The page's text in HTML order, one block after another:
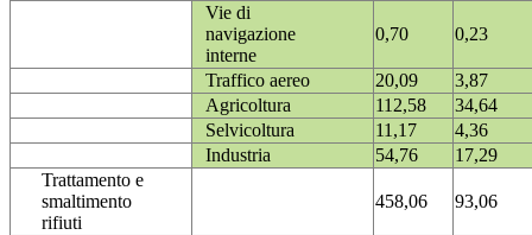
Vie di
navigazione
interne
0,70 0,23
Traffico aereo 20,09
3,87
Agricoltura
112,58
34,64
Selvicoltura
11,17
4,36
Industria
54,76
17,29
Trattamento e
smaltimento
rifiuti
458,06 93,06